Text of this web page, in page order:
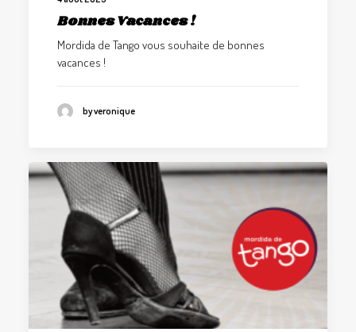
Bonnes Vacances !
Mordida de Tango vous souhaite de bonnes
vacances !
by veronique